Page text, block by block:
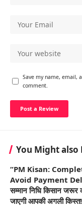
Save my name, email,
comment.
You Might also
“PM Kisan:
Avoid Payment
सम्मान निधि किसान
जाएगी आपकी अगली